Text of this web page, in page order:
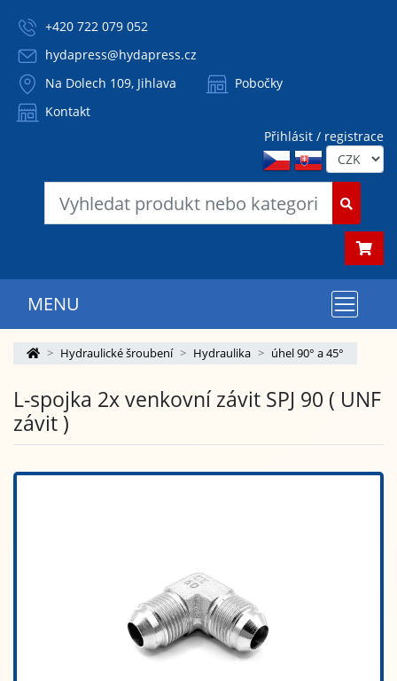
+420 722 079 052
hydapress@hydapress.cz
Na Dolech 109, Jihlava
Pobočky
Kontakt
Přihlásit / registrace
MENU
Hydraulické šroubení Hydraulika úhel 90° a 45°
L-spojka 2x venkovní závit SPJ 90 ( UNF
závit )